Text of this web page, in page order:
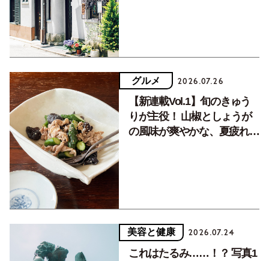
グルメ 2026.07.26
【新連載Vol.1】旬のきゅう
りが主役！ 山椒としょうが
の風味が爽やかな、夏疲れを
美容と健康 2026.07.24
これはたるみ……！？ 写真1